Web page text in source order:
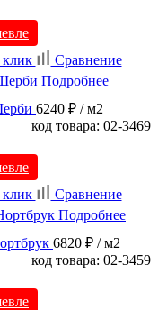
Сравнение
Подробнее
6240 ₽ / м2
код товара: 02-3469
Сравнение
Подробнее
6820 ₽ / м2
код товара: 02-3459